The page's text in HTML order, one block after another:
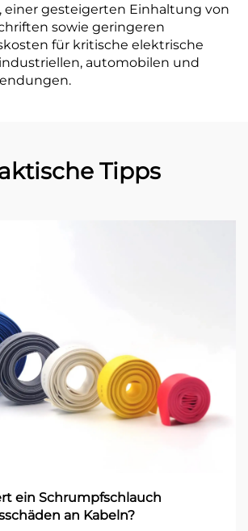
einer gesteigerten Einhaltung von
sowie geringeren
für kritische elektrische
automobilen und
Tipps
ein Schrumpfschlauch
an Kabeln?